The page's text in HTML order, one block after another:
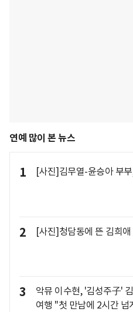
연예 많이 본 뉴스
1 [사진]김무열-윤승아 부
2 [사진]청담동에 뜬 김희애
3
악뮤 이수현, '김성주子'
여행 "첫 만남에 2시간 넘